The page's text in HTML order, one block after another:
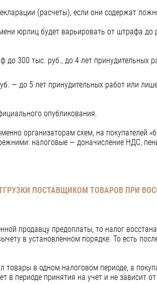
(расчеты), если они содержат
юрлиц будет варьировать от штрафа до
300 тыс. руб., до 4 лет принудительных
— до 5 лет принудительных работ или
опубликования.
организаторам схем, на покупателей
налоговые — доначисление НДС,
ПОСТАВЩИКОМ ТОВАРОВ ПРИ
продавцу предоплаты, то налог
в установленном порядке. То есть
товары в одном налоговом периоде, а
в периоде принятия на учет и не зависит